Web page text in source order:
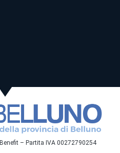
– Partita IVA 00272790254